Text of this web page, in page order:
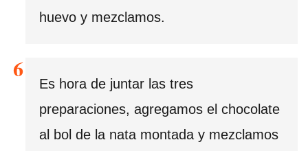
huevo y mezclamos.
Es hora de juntar las tres
preparaciones, agregamos el chocolate
al bol de la nata montada y mezclamos